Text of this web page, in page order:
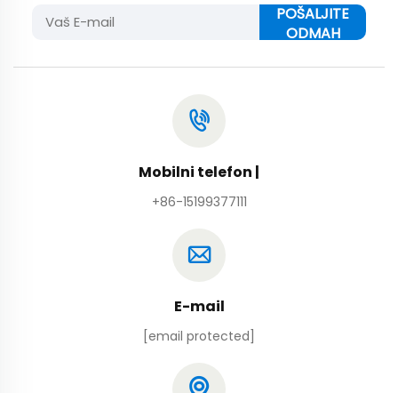
POŠALJITE
ODMAH
Mobilni telefon |
+86-15199377111
E-mail
[email protected]